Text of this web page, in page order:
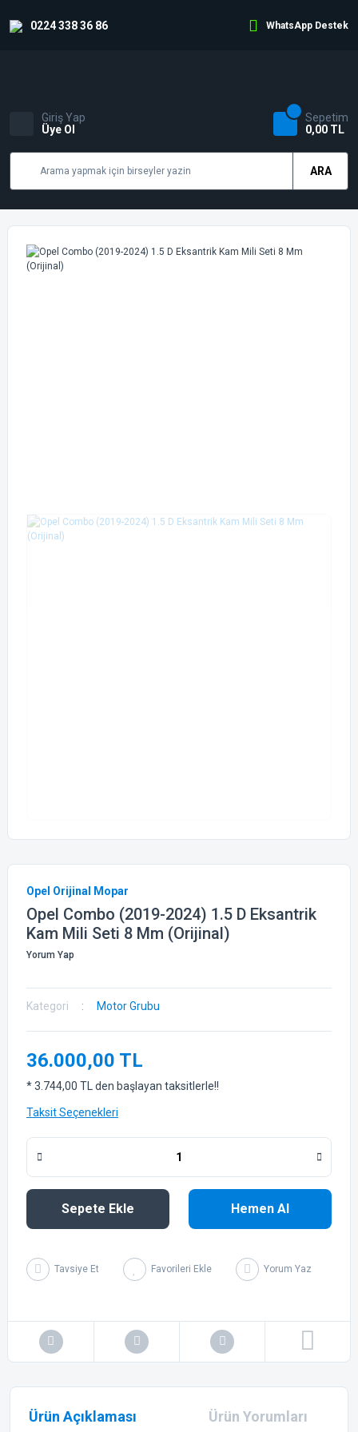
0224 338 36 86 WhatsApp Destek
ARA
Giriş Yap
Üye Ol
Sepetim
0,00 TL
Opel Orijinal Mopar
Opel Combo (2019-2024) 1.5 D Eksantrik
Kam Mili Seti 8 Mm (Orijinal)
Yorum Yap
Kategori Motor Grubu
36.000,00 TL
* 3.744,00 TL den başlayan taksitlerle!!
Taksit Seçenekleri
Sepete Ekle Hemen Al
Tavsiye Et Yorum Yaz
Ürün Açıklaması Ürün Yorumları